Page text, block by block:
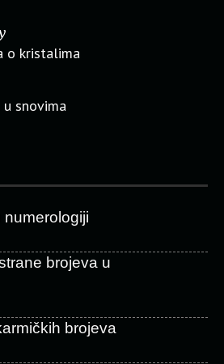
o kristalima
snovima
numerologiji
brojeva u
brojeva